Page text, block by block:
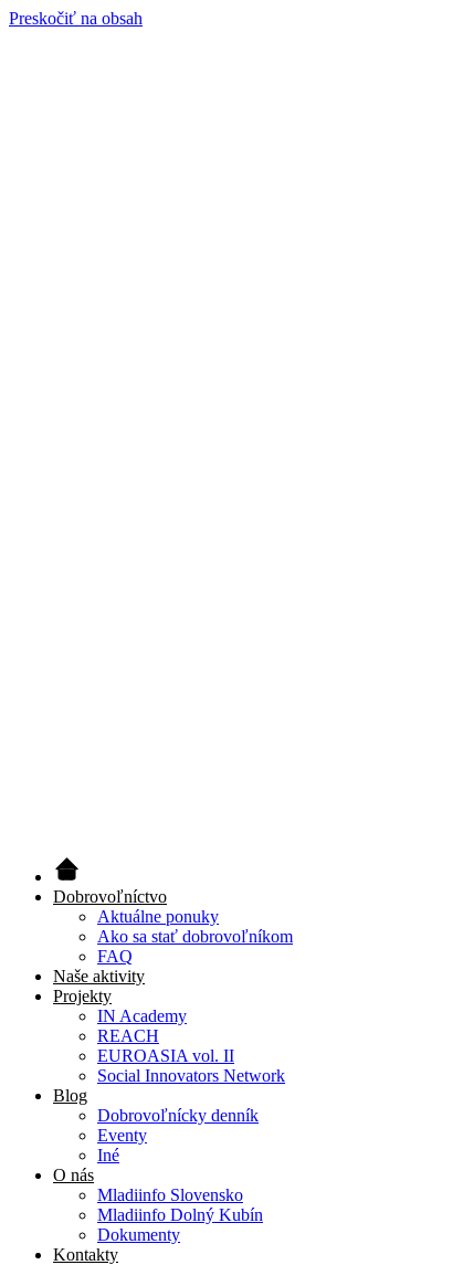
Preskočiť na obsah
Dobrovoľníctvo
Aktuálne ponuky
Ako sa stať dobrovoľníkom
FAQ
Naše aktivity
Projekty
IN Academy
REACH
EUROASIA vol. II
Social Innovators Network
Blog
Dobrovoľnícky denník
Eventy
Iné
O nás
Mladiinfo Slovensko
Mladiinfo Dolný Kubín
Dokumenty
Kontakty